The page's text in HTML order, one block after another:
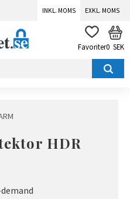
INKL. MOMS EXKL. MOMS
FAVORITER
0 SEK
HDR